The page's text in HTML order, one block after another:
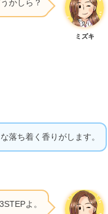
かしら？
ミズキ
落ち着く香りがします。
よ。